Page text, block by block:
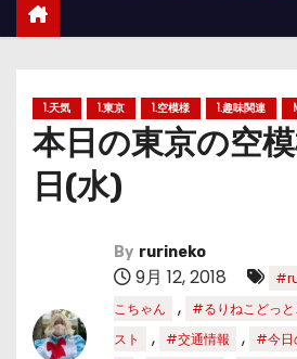
1.天気 1.東京 1.空模様 1.趣味関連
本日の東京の空
日(水)
By rurineko
9月 12, 2018
こちゃん
, #るりねこどっ
スト
, #交通情報 , #今日